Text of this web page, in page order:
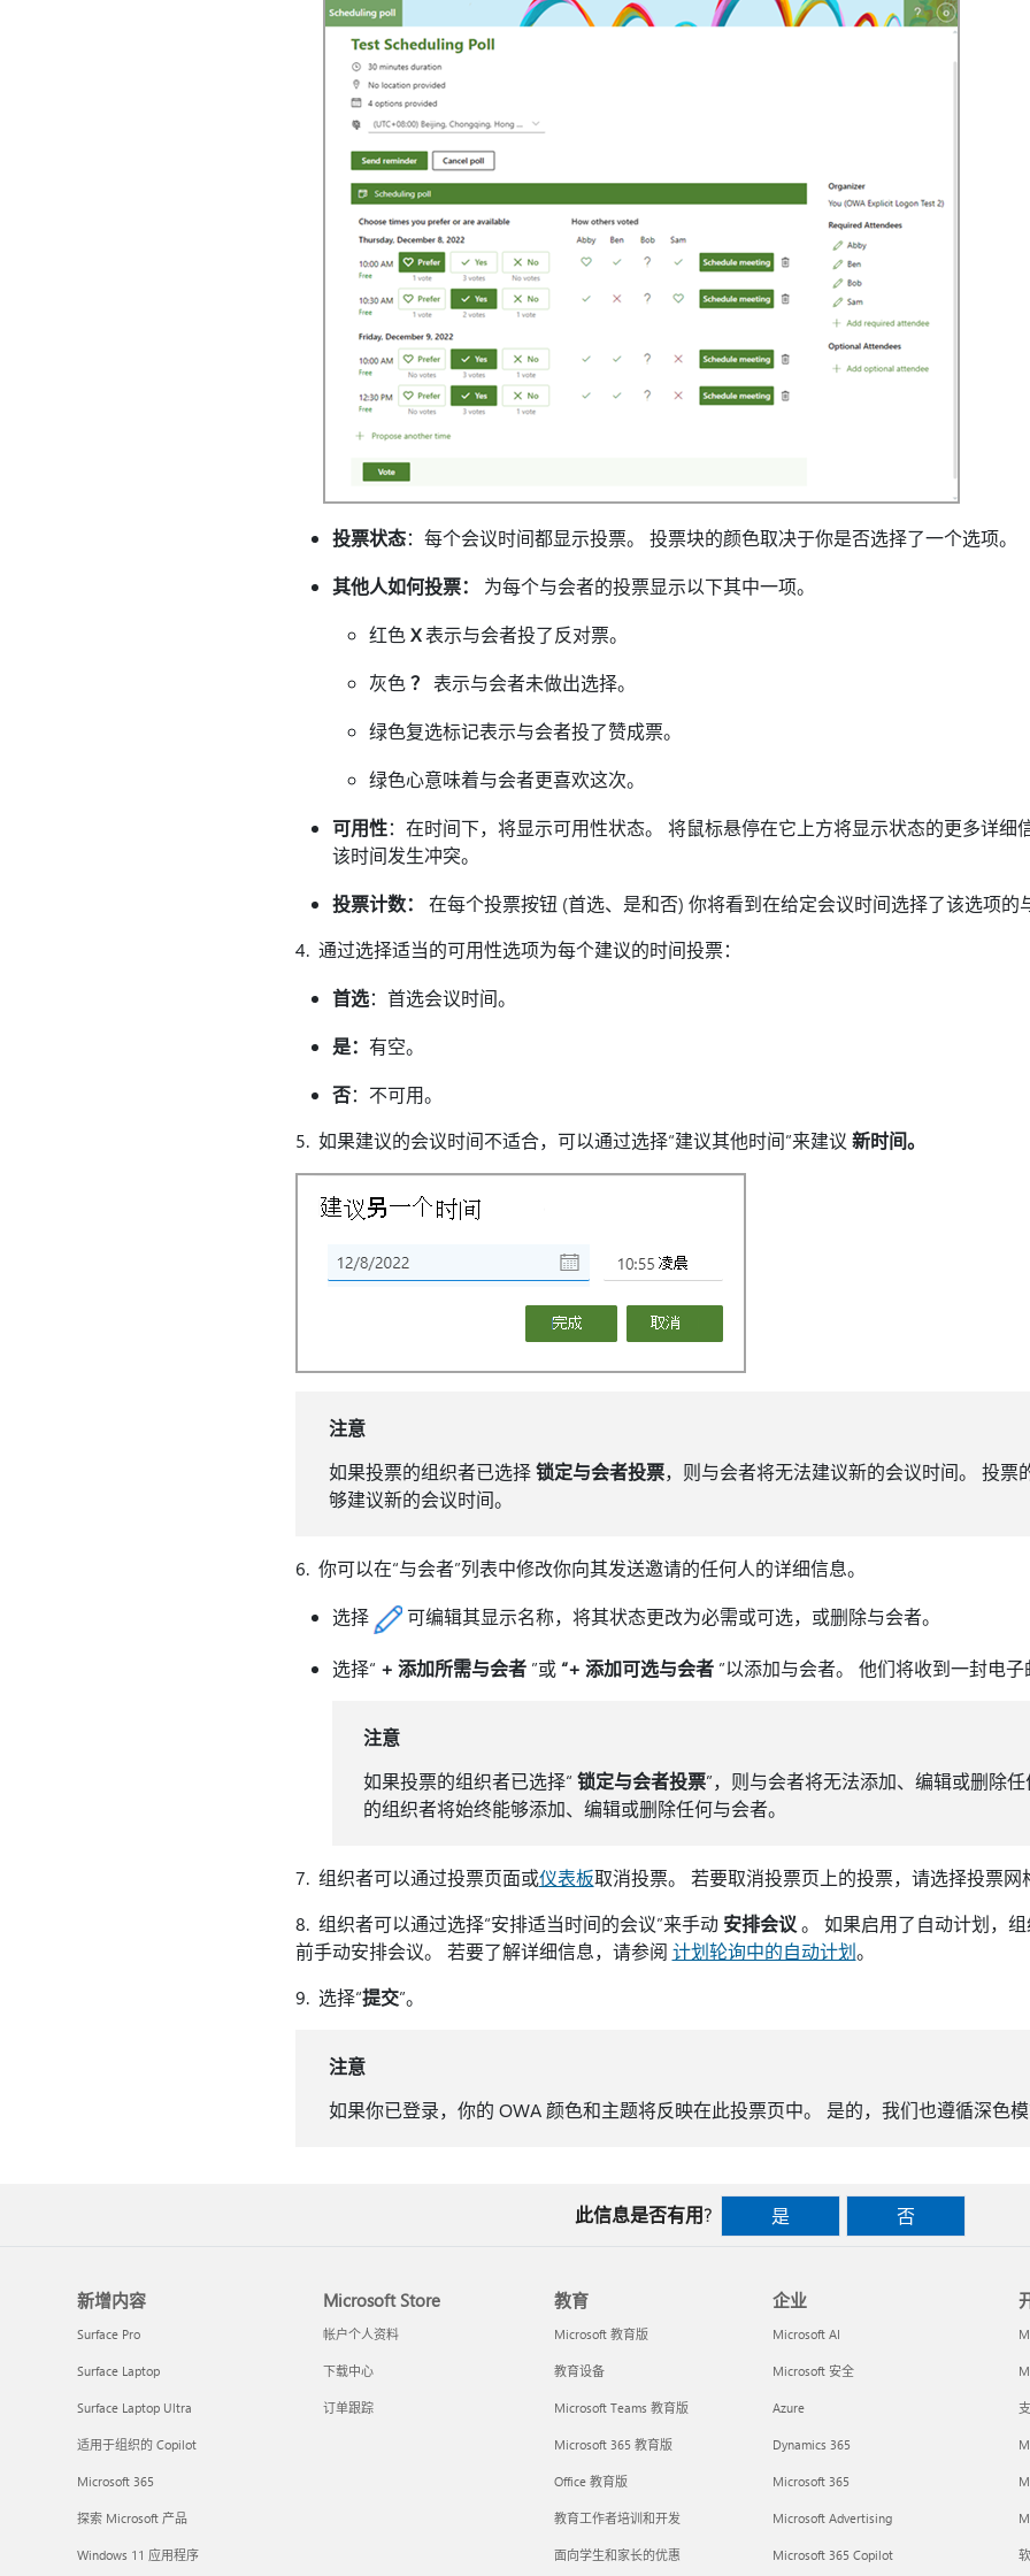
投票状态：每个会议时间都显示投票。 投票块的颜色取决于你是否选择了一个选项。
其他人如何投票：
为每个与会者的投票显示以下其中一项。
红色X表示与会者投了反对票。
灰色？ 表示与会者未做出选择。
绿色复选标记表示与会者投了赞成票。
绿色心意味着与会者更喜欢这次。
可用性：在时间下，将显示可用性状态。 将鼠标悬停在它上方将显示状态的更多详细
该时间发生冲突。
投票计数：
在每个投票按钮 (首选、是和否) 你将看到在给定会议时间选择了该选项的
4. 通过选择适当的可用性选项为每个建议的时间投票：
首选：首选会议时间。
是： 有空。
否：不可用。
5. 如果建议的会议时间不适合，可以通过选择“建议其他时间”来建议 新时间。
注意
如果投票的组织者已选择锁定与会者投票，则与会者将无法建议新的会议时间。 投票
够建议新的会议时间。
6. 你可以在“与会者”列表中修改你向其发送邀请的任何人的详细信息。
选择
可编辑其显示名称，将其状态更改为必需或可选，或删除与会者。
选择“ + 添加所需与会者”或“+ 添加可选与会者”以添加与会者。 他们将收到一封电子
注意
如果投票的组织者已选择“锁定与会者投票”，则与会者将无法添加、编辑或删除
的组织者将始终能够添加、编辑或删除任何与会者。
7. 组织者可以通过投票页面或仪表板取消投票。 若要取消投票页上的投票，请选择投票网
8. 组织者可以通过选择“安排适当时间的会议”来手动 安排会议。 如果启用了自动计划，
前手动安排会议。 若要了解详细信息，请参阅 计划轮询中的自动计划。
9. 选择“提交”。
注意
如果你已登录，你的 OWA 颜色和主题将反映在此投票页中。 是的，我们也遵循深色模
此信息是否有用? 是 否
新增内容
Surface Pro
Surface Laptop
Surface Laptop Ultra
适用于组织的 Copilot
Microsoft 365
探索 Microsoft 产品
Windows 11 应用程序
Microsoft Store
帐户个人资料
下载中心
订单跟踪
教育
Microsoft 教育版
教育设备
Microsoft Teams 教育版
Microsoft 365 教育版
Office 教育版
教育工作者培训和开发
面向学生和家长的优惠
企业
Microsoft AI
Microsoft 安全
Azure
Dynamics 365
Microsoft 365
Microsoft Advertising
Microsoft 365 Copilot